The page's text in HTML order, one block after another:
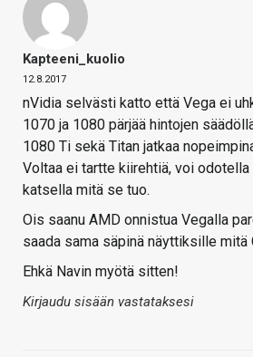
Kapteeni_kuolio
12.8.2017
nVidia selvästi katto että Vega ei
1070 ja 1080 pärjää hintojen
1080 Ti sekä Titan jatkaa
Voltaa ei tartte kiirehtiä, voi odotella
katsella mitä se tuo.
Ois saanu AMD onnistua Vegalla
saada sama säpinä näyttiksille mitä
Ehkä Navin myötä sitten!
Kirjaudu sisään vastataksesi